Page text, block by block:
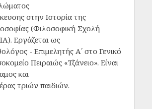
στην Ιστορία της
(Φιλοσοφική Σχολή
Εργάζεται ως
- Επιμελητής Α΄ στο Γενικό
Πειραιώς «Τζάνειο». Είναι
και
τριών παιδιών.